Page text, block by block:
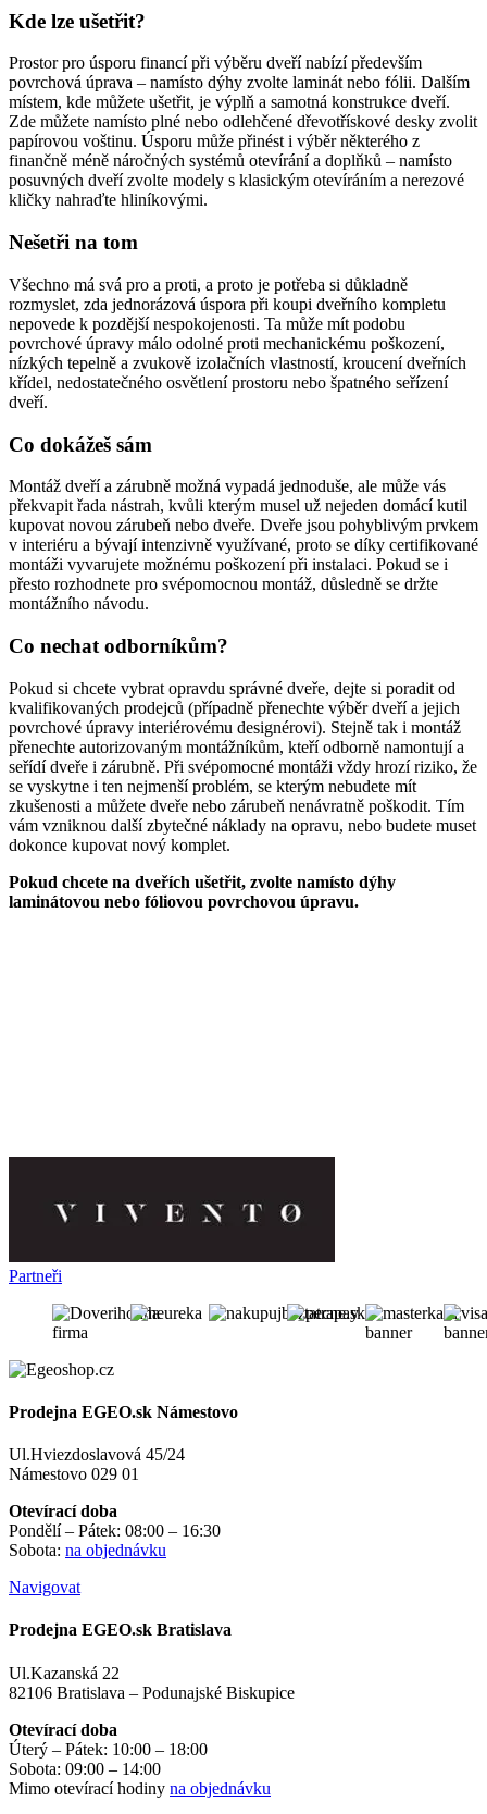
Kde lze ušetřit?
Prostor pro úsporu financí při výběru dveří nabízí především
povrchová úprava – namísto dýhy zvolte laminát nebo fólii. Dalším
místem, kde můžete ušetřit, je výplň a samotná konstrukce dveří.
Zde můžete namísto plné nebo odlehčené dřevotřískové desky zvolit
papírovou voštinu. Úsporu může přinést i výběr některého z
finančně méně náročných systémů otevírání a doplňků – namísto
posuvných dveří zvolte modely s klasickým otevíráním a nerezové
kličky nahraďte hliníkovými.
Nešetři na tom
Všechno má svá pro a proti, a proto je potřeba si důkladně
rozmyslet, zda jednorázová úspora při koupi dveřního kompletu
nepovede k pozdější nespokojenosti. Ta může mít podobu
povrchové úpravy málo odolné proti mechanickému poškození,
nízkých tepelně a zvukově izolačních vlastností, kroucení dveřních
křídel, nedostatečného osvětlení prostoru nebo špatného seřízení
dveří.
Co dokážeš sám
Montáž dveří a zárubně možná vypadá jednoduše, ale může vás
překvapit řada nástrah, kvůli kterým musel už nejeden domácí kutil
kupovat novou zárubeň nebo dveře. Dveře jsou pohyblivým prvkem
v interiéru a bývají intenzivně využívané, proto se díky certifikované
montáži vyvarujete možnému poškození při instalaci. Pokud se i
přesto rozhodnete pro svépomocnou montáž, důsledně se držte
montážního návodu.
Co nechat odborníkům?
Pokud si chcete vybrat opravdu správné dveře, dejte si poradit od
kvalifikovaných prodejců (případně přenechte výběr dveří a jejich
povrchové úpravy interiérovému designérovi). Stejně tak i montáž
přenechte autorizovaným montážníkům, kteří odborně namontují a
seřídí dveře i zárubně. Při svépomocné montáži vždy hrozí riziko, že
se vyskytne i ten nejmenší problém, se kterým nebudete mít
zkušenosti a můžete dveře nebo zárubeň nenávratně poškodit. Tím
vám vzniknou další zbytečné náklady na opravu, nebo budete muset
dokonce kupovat nový komplet.
Pokud chcete na dveřích ušetřit, zvolte namísto dýhy
laminátovou nebo fóliovou povrchovou úpravu.
Partneři
Prodejna EGEO.sk Námestovo
Ul.Hviezdoslavová 45/24
Námestovo 029 01
Otevírací doba
Pondělí – Pátek: 08:00 – 16:30
Sobota: na objednávku
Navigovat
Prodejna EGEO.sk Bratislava
Ul.Kazanská 22
82106 Bratislava – Podunajské Biskupice
Otevírací doba
Úterý – Pátek: 10:00 – 18:00
Sobota: 09:00 – 14:00
Mimo otevírací hodiny na objednávku